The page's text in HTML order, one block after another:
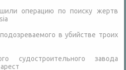
операцию по поиску жертв
в убийстве троих
судостроительного завода